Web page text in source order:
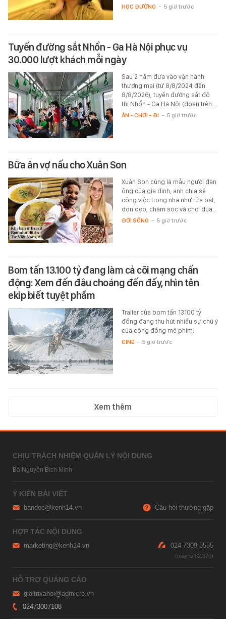
HỌC ĐƯỜNG - 5 giờ trước
Tuyến đường sắt Nhổn - Ga Hà Nội phục vụ
30.000 lượt khách mỗi ngày
Sau 2 năm đưa vào vận hành
thương mại (từ 8/8/2024 đến
8/8/2026), tuyến đường sắt đô
thị Nhổn - Ga Hà Nội (đoạn trên…
ĂN - CHƠI - ĐI - 5 giờ trước
Bữa ăn vợ nấu cho Xuân Son
Xuân Son cũng là mẫu người đàn
ông của gia đình, anh chia sẻ
công việc trong nhà như rửa bát,
dọn dẹp, chăm sóc và chơi đùa…
ĐỜI SỐNG - 5 giờ trước
Bom tấn 13.100 tỷ đang làm cả cõi mạng chấn
động: Xem đến đâu choáng đến đấy, nhìn tên
ekip biết tuyệt phẩm
Trailer của bom tấn 13100 tỷ
đồng đang thu hút nhiều sự chú ý
của cộng đồng mê phim.
CINE - 5 giờ trước
Xem thêm
CHỊU TRÁCH NHIỆM QUẢN LÝ NỘI DUNG
Bà Nguyễn Bích Minh
Ý KIẾN BÀI VIẾT
bandoc@kenh14.vn Câu hỏi thường gặp
HỢP TÁC NỘI DUNG
marketing@kenh14.vn 024 7309 5555
HỖ TRỢ QUẢNG CÁO
giaitrixahoi@admicro.vn
02473007108